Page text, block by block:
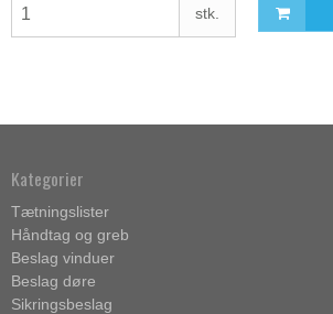
stk.
Kategorier
Tætningslister
Håndtag og greb
Beslag vinduer
Beslag døre
Sikringsbeslag